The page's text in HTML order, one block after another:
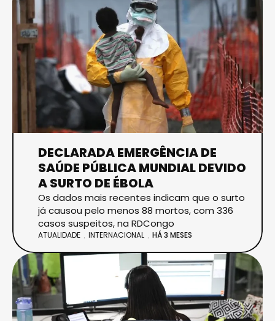
DECLARADA EMERGÊNCIA DE
SAÚDE PÚBLICA MUNDIAL DEVIDO
A SURTO DE ÉBOLA
Os dados mais recentes indicam que o surto
já causou pelo menos 88 mortos, com 336
casos suspeitos, na RDCongo
ATUALIDADE INTERNACIONAL HÁ 3 MESES